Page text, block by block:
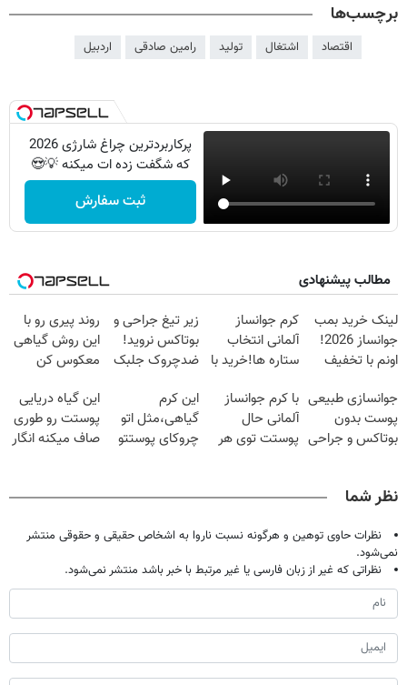
برچسب‌ها
اقتصاد اشتغال تولید رامین صادقی اردبیل
پرکاربردترین چراغ شارژی 2026
که شگفت زده ات میکنه 💡😍
ثبت سفارش
مطالب پیشنهادی
لینک خرید بمب
جوانساز 2026!
اونم با تخفیف
کرم جوانساز
آلمانی انتخاب
ستاره ها!خرید با
زیر تیغ جراحی و
بوتاکس نروید!
ضدچروک جلبک
روند پیری رو با
این روش گیاهی
معکوس کن
جوانسازی طبیعی
پوست بدون
بوتاکس و جراحی
با کرم جوانساز
آلمانی حال
پوستت توی هر
این کرم
گیاهی،مثل اتو
چروکای پوستتو
ویژه
این گیاه دریایی
پوستت رو طوری
صاف میکنه انگار
نظر شما
نظرات حاوی توهین و هرگونه نسبت ناروا به اشخاص حقیقی و حقوقی منتشر
نمی‌شود.
نظراتی که غیر از زبان فارسی یا غیر مرتبط با خبر باشد منتشر نمی‌شود.